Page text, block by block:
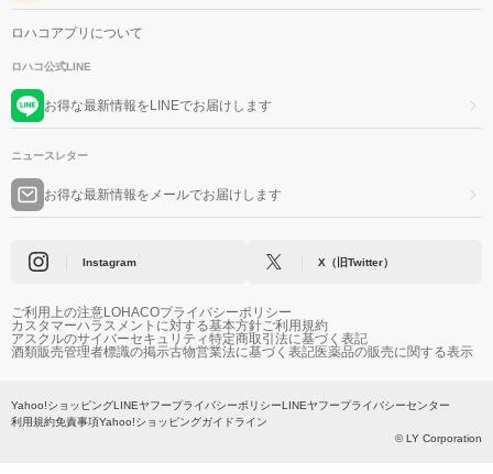
ロハコアプリについて
ロハコ公式LINE
お得な最新情報をLINEでお届けします
ニュースレター
お得な最新情報をメールでお届けします
Instagram X（旧Twitter）
ご利用上の注意LOHACOプライバシーポリシー
カスタマーハラスメントに対する基本方針ご利用規約
アスクルのサイバーセキュリティ特定商取引法に基づく表記
酒類販売管理者標識の掲示古物営業法に基づく表記医薬品の販売に関する表示
Yahoo!ショッピングLINEヤフープライバシーポリシーLINEヤフープライバシーセンター
利用規約免責事項Yahoo!ショッピングガイドライン
© LY Corporation